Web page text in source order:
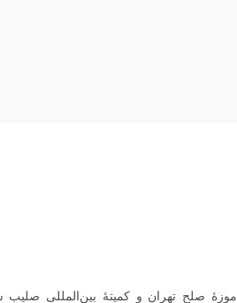
موزۀ صلح تهران و کمیتۀ بین‌المللی صلیب